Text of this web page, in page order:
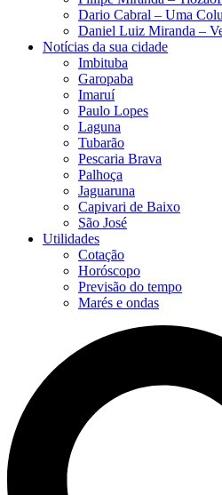
Dario Cabral – Uma
Daniel Luiz Miranda –
Notícias da sua cidade
Imbituba
Garopaba
Imaruí
Paulo Lopes
Laguna
Tubarão
Pescaria Brava
Palhoça
Jaguaruna
Capivari de Baixo
São José
Utilidades
Cotação
Horóscopo
Previsão do tempo
Marés e ondas